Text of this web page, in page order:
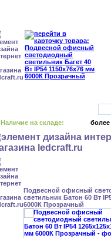
Наличие на складе: более
Подвесной офисный
светильник Батон 60 Вт
6000К Прозрачный